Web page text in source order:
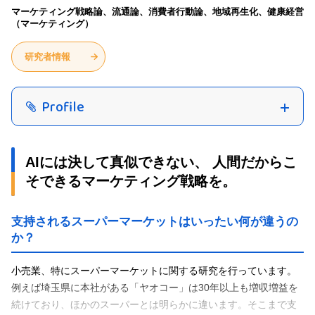
マーケティング戦略論、流通論、消費者行動論、地域再生化、健康経営
（マーケティング）
研究者情報
Profile
AIには決して真似できない、 人間だからこ
そできるマーケティング戦略を。
支持されるスーパーマーケットはいったい何が違うの
か？
小売業、特にスーパーマーケットに関する研究を行っています。
例えば埼玉県に本社がある「ヤオコー」は30年以上も増収増益を
続けており、ほかのスーパーとは明らかに違います。そこまで支